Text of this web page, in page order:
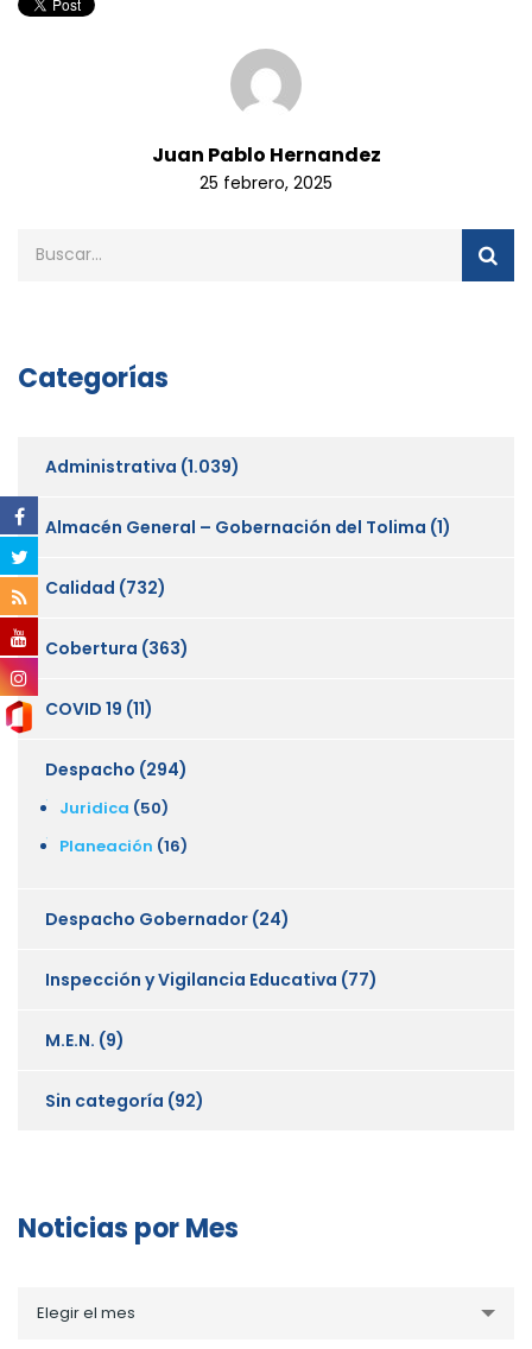
Juan Pablo Hernandez
25 febrero, 2025
Categorías
Administrativa (1.039)
Almacén General – Gobernación del Tolima (1)
Calidad (732)
Cobertura (363)
COVID 19 (11)
Despacho (294)
Juridica (50)
Planeación (16)
Despacho Gobernador (24)
Inspección y Vigilancia Educativa (77)
M.E.N. (9)
Sin categoría (92)
Noticias por Mes
porElegir el mes